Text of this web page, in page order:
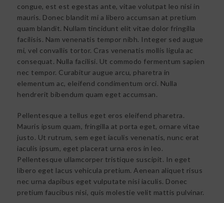
congue, est est egestas ante, vitae volutpat leo nisi in
mauris. Donec blandit mi a libero accumsan at pretium
quam blandit. Nullam tincidunt elit vitae dolor fringilla
facilisis. Nam venenatis tempor nibh. Integer sed augue
mi, vel convallis tortor. Cras venenatis mollis ligula ac
consequat. Nulla facilisi. Ut commodo fermentum sapien
nec tempor. Curabitur augue arcu, pharetra in
elementum ac, eleifend condimentum orci. Nulla
hendrerit bibendum quam eget accumsan.
Pellentesque a tellus eget eros eleifend pharetra.
Mauris ipsum quam, fringilla at porta eget, ornare vitae
justo. Ut rutrum, sem eget iaculis venenatis, nunc erat
iaculis ipsum, eget placerat urna eros in leo.
Pellentesque ullamcorper tristique suscipit. In eget
libero eget lacus vehicula pretium. Aenean aliquet risus
nec urna dapibus eget vulputate nisi iaculis. Donec
pretium faucibus nisi, quis molestie velit mattis pulvinar.